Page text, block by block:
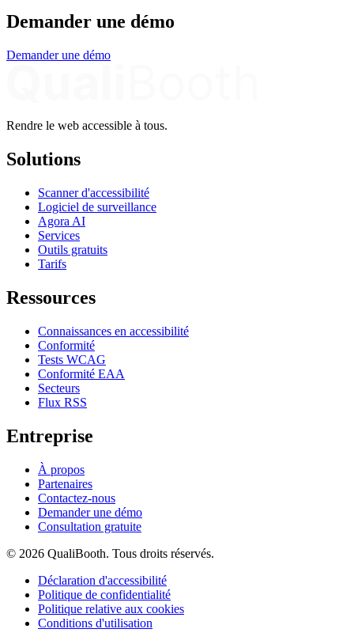
Demander une démo
Demander une démo
Rendre le web accessible à tous.
Solutions
Scanner d'accessibilité
Logiciel de surveillance
Agora AI
Services
Outils gratuits
Tarifs
Ressources
Connaissances en accessibilité
Conformité
Tests WCAG
Conformité EAA
Secteurs
Flux RSS
Entreprise
À propos
Partenaires
Contactez-nous
Demander une démo
Consultation gratuite
© 2026 QualiBooth. Tous droits réservés.
Déclaration d'accessibilité
Politique de confidentialité
Politique relative aux cookies
Conditions d'utilisation